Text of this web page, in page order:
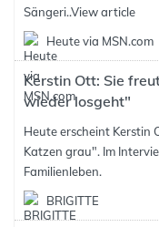
Sängeri..View article
Heute via MSN.com
Kerstin Ott: Sie
wieder losgeht"
Heute erscheint Kerstin
Katzen grau". Im
Familienleben.
BRIGITTE